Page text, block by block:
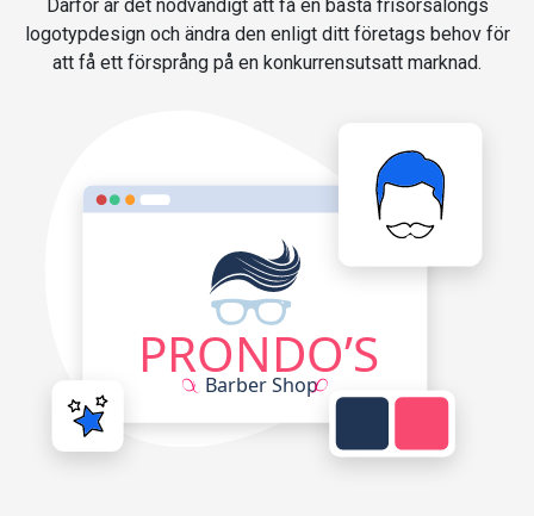
Därför är det nödvändigt att få en bästa frisörsalongs
logotypdesign och ändra den enligt ditt företags behov för
att få ett försprång på en konkurrensutsatt marknad.